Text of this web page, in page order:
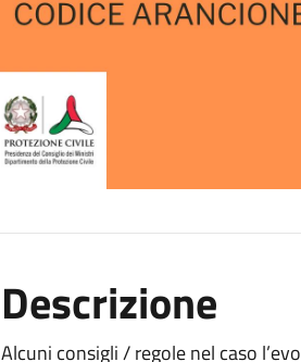
Descrizione
Alcuni consigli / regole nel caso